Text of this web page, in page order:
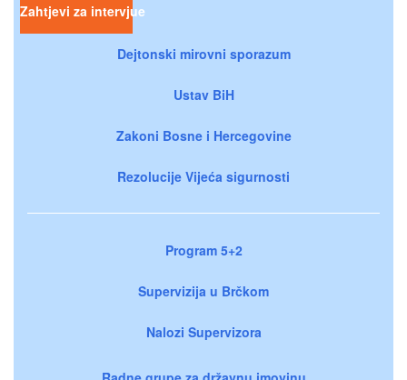
Zahtjevi za intervjue
Dejtonski mirovni sporazum
Ustav BiH
Zakoni Bosne i Hercegovine
Rezolucije Vijeća sigurnosti
Program 5+2
Supervizija u Brčkom
Nalozi Supervizora